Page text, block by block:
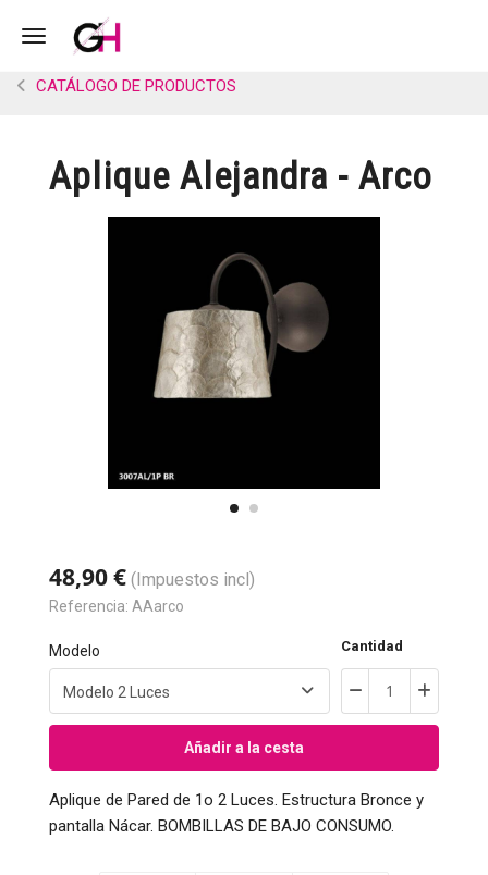
Toggle navigation
CATÁLOGO DE PRODUCTOS
Aplique Alejandra - Arco
48,90 € (Impuestos incl)
Referencia: AAarco
Modelo Cantidad
Añadir a la cesta
Aplique de Pared de 1o 2 Luces. Estructura Bronce y
pantalla Nácar. BOMBILLAS DE BAJO CONSUMO.